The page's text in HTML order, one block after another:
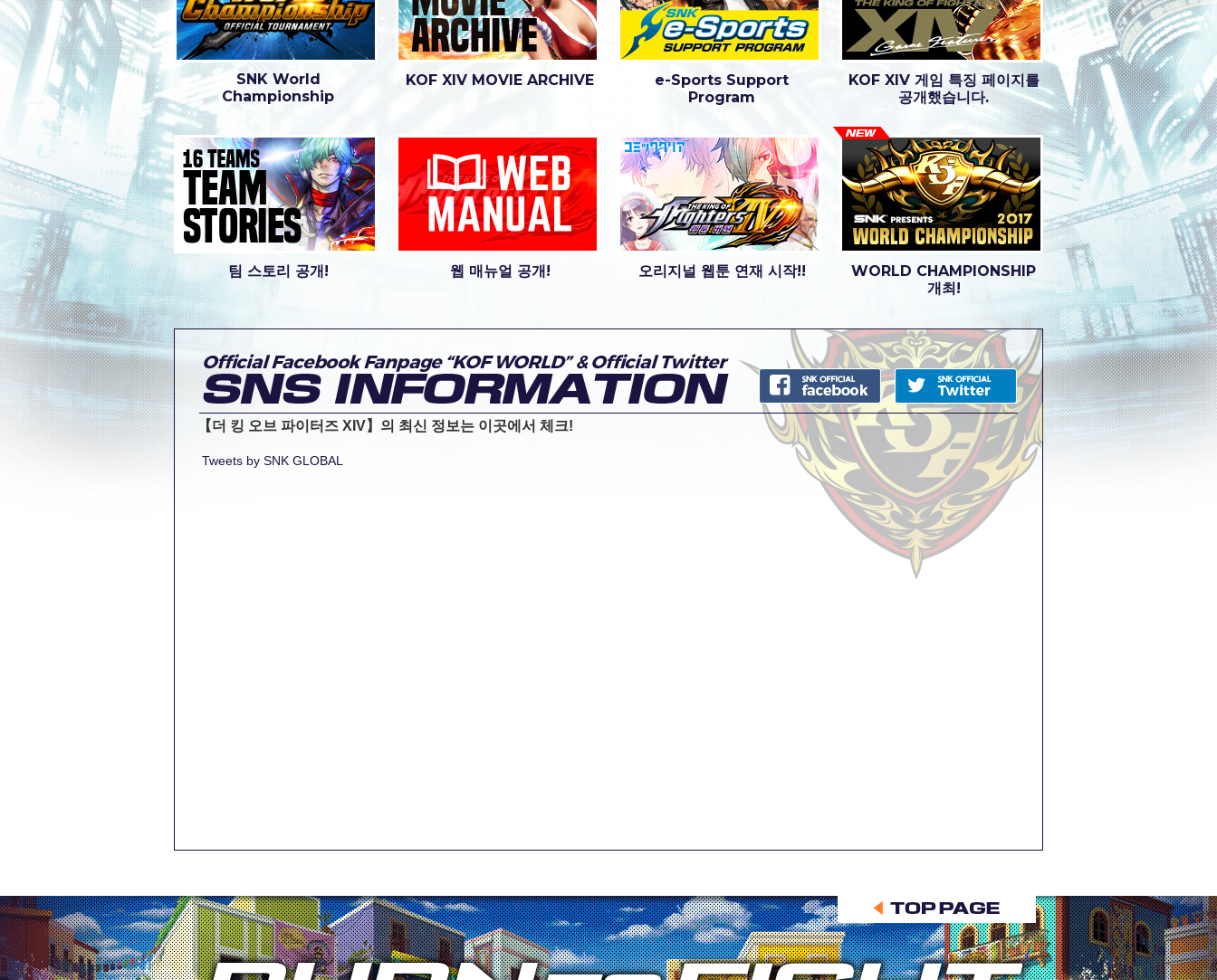
SNK World
Championship
KOF XIV MOVIE ARCHIVE
e-Sports Support
Program
KOF XIV 게임 특징 페이지를
공개했습니다.
팀 스토리 공개! 웹 매뉴얼 공개! 오리지널 웹툰 연재 시작!!
WORLD CHAMPIONSHIP
개최!
【더 킹 오브 파이터즈 XIV】의 최신 정보는 이곳에서 체크!
Tweets by SNK GLOBAL